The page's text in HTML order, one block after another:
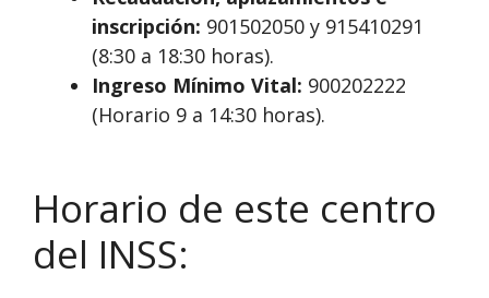
inscripción: 901502050 y 915410291
(8:30 a 18:30 horas).
Ingreso Mínimo Vital: 900202222
(Horario 9 a 14:30 horas).
Horario de este centro
del INSS: